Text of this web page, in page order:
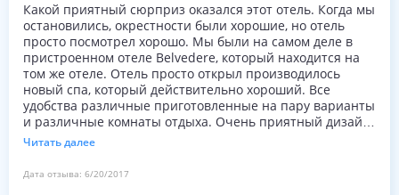
Какой приятный сюрприз оказался этот отель. Когда мы
остановились, окрестности были хорошие, но отель
просто посмотрел хорошо. Мы были на самом деле в
пристроенном отеле Belvedere, который находится на
том же отеле. Отель просто открыл производилось
новый спа, который действительно хороший. Все
удобства различные приготовленные на пару варианты
и различные комнаты отдыха. Очень приятный дизайн.
Бесплатный завтрак и ужин были действительно
лишними. Белое постельное белье все дети высоким
качеством еды и меню полный обеда было гурманом
Читать далее
Дата отзыва: 6/20/2017